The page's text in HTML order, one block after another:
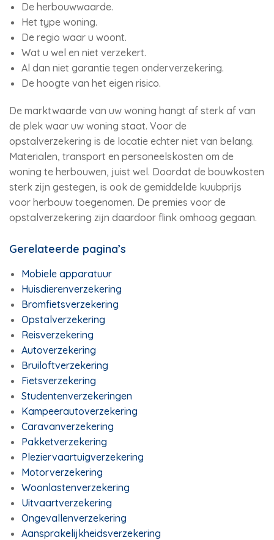
De herbouwwaarde.
Het type woning.
De regio waar u woont.
Wat u wel en niet verzekert.
Al dan niet garantie tegen onderverzekering.
De hoogte van het eigen risico.
De marktwaarde van uw woning hangt af sterk af van
de plek waar uw woning staat. Voor de
opstalverzekering is de locatie echter niet van belang.
Materialen, transport en personeelskosten om de
woning te herbouwen, juist wel. Doordat de bouwkosten
sterk zijn gestegen, is ook de gemiddelde kuubprijs
voor herbouw toegenomen. De premies voor de
opstalverzekering zijn daardoor flink omhoog gegaan.
Gerelateerde pagina’s
Mobiele apparatuur
Huisdierenverzekering
Bromfietsverzekering
Opstalverzekering
Reisverzekering
Autoverzekering
Bruiloftverzekering
Fietsverzekering
Studentenverzekeringen
Kampeerautoverzekering
Caravanverzekering
Pakketverzekering
Pleziervaartuigverzekering
Motorverzekering
Woonlastenverzekering
Uitvaartverzekering
Ongevallenverzekering
Aansprakelijkheidsverzekering